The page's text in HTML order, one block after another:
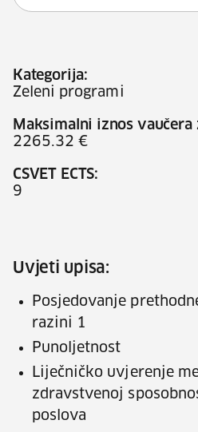
Kategorija:
Zeleni programi
Maksimalni iznos vaučera
2265.32 €
CSVET ECTS:
9
Uvjeti upisa:
Posjedovanje
razini 1
Punoljetnost
Liječničko uvjerenje
zdravstvenoj
poslova